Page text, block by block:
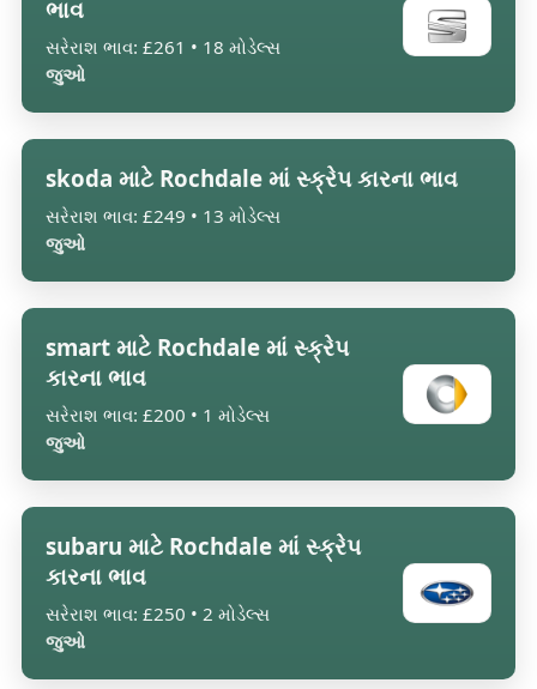
ભાવ
સરેરાશ ભાવ: £261 • 18 મોડેલ્સ
જુઓ
skoda માટે Rochdale માં સ્ક્રેપ કારના ભાવ
સરેરાશ ભાવ: £249 • 13 મોડેલ્સ
જુઓ
smart માટે Rochdale માં સ્ક્રેપ
કારના ભાવ
સરેરાશ ભાવ: £200 • 1 મોડેલ્સ
જુઓ
subaru માટે Rochdale માં સ્ક્રેપ
કારના ભાવ
સરેરાશ ભાવ: £250 • 2 મોડેલ્સ
જુઓ